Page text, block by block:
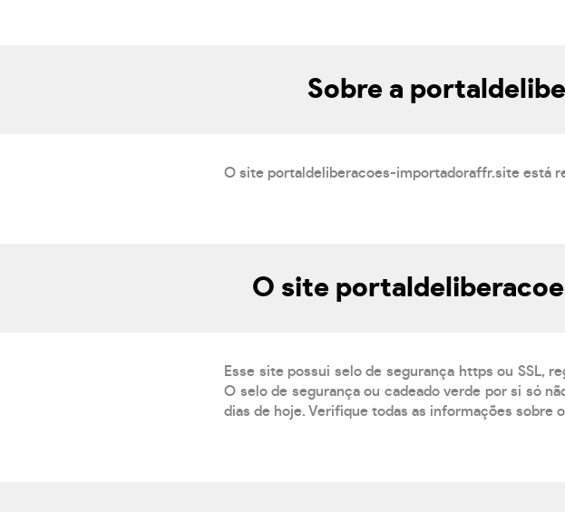
Sobre a
O site portaldeliberacoes-importadoraffr.site está
O site
Esse site possui selo de segurança https ou SSL,
O selo de segurança ou cadeado verde por si só
dias de hoje. Verifique todas as informações sobre